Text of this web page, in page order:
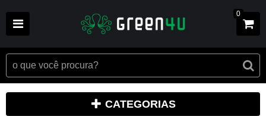
0
CATEGORIAS